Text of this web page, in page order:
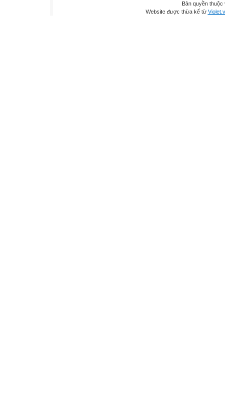
Bản quyền
Website được thừa kế từ